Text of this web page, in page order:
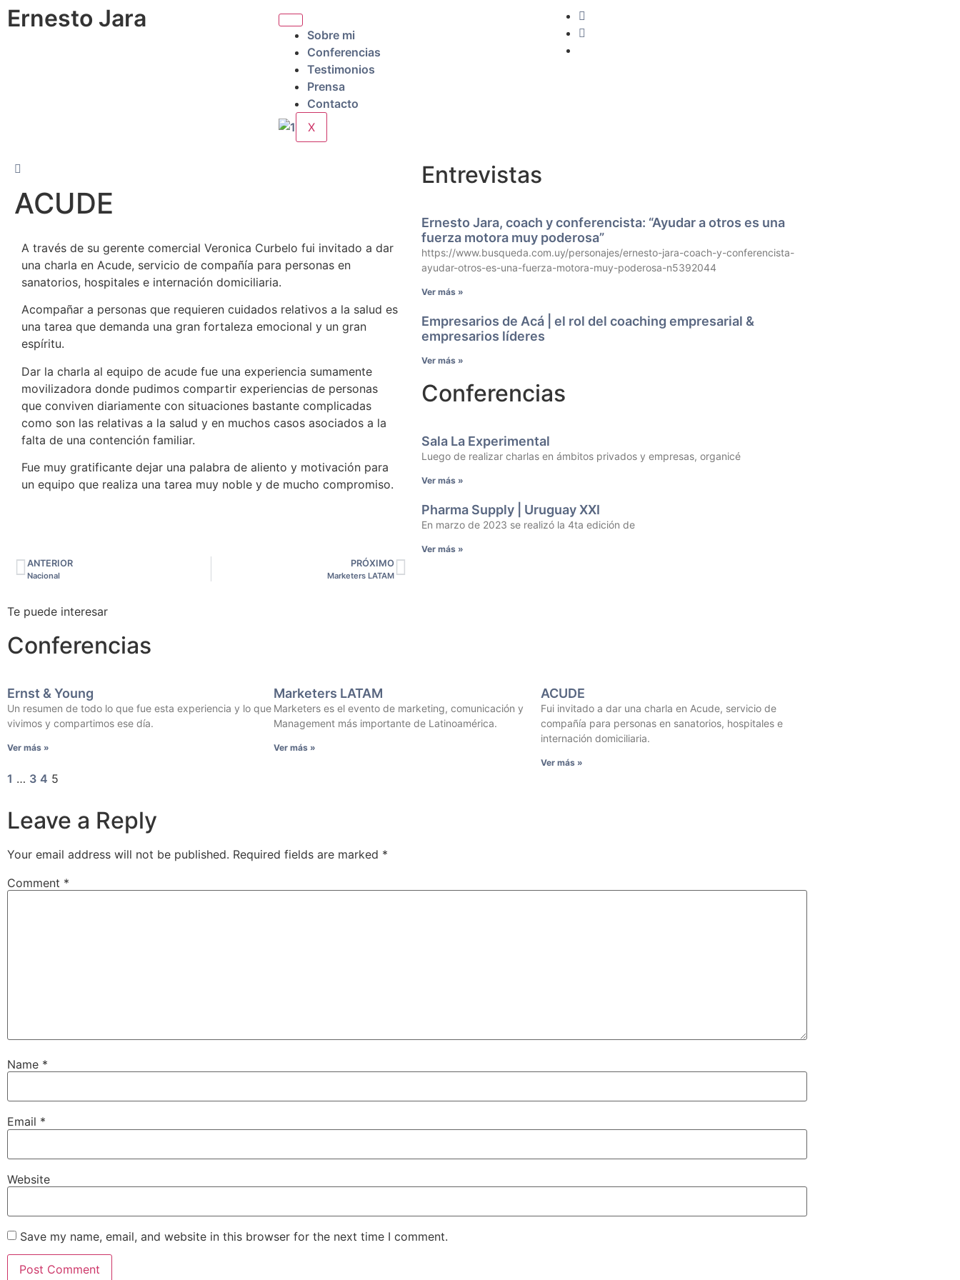
Ernesto Jara
Sobre mi
Conferencias
Testimonios
Prensa
Contacto
X
ACUDE
A través de su gerente comercial Veronica Curbelo fui invitado a dar
una charla en Acude, servicio de compañía para personas en
sanatorios, hospitales e internación domiciliaria.
Acompañar a personas que requieren cuidados relativos a la salud es
una tarea que demanda una gran fortaleza emocional y un gran
espíritu.
Dar la charla al equipo de acude fue una experiencia sumamente
movilizadora donde pudimos compartir experiencias de personas
que conviven diariamente con situaciones bastante complicadas
como son las relativas a la salud y en muchos casos asociados a la
falta de una contención familiar.
Fue muy gratificante dejar una palabra de aliento y motivación para
un equipo que realiza una tarea muy noble y de mucho compromiso.
ANTERIOR
Nacional
PRÓXIMO
Marketers LATAM
Entrevistas
Ernesto Jara, coach y conferencista: “Ayudar a otros es una
fuerza motora muy poderosa”
https://www.busqueda.com.uy/personajes/ernesto-jara-coach-y-conferencista-
ayudar-otros-es-una-fuerza-motora-muy-poderosa-n5392044
Ver más »
Empresarios de Acá | el rol del coaching empresarial &
empresarios líderes
Ver más »
Conferencias
Sala La Experimental
Luego de realizar charlas en ámbitos privados y empresas, organicé
Ver más »
Pharma Supply | Uruguay XXI
En marzo de 2023 se realizó la 4ta edición de
Ver más »
Te puede interesar
Conferencias
Ernst & Young
Un resumen de todo lo que fue esta experiencia y lo que
vivimos y compartimos ese día.
Ver más »
Marketers LATAM
Marketers es el evento de marketing, comunicación y
Management más importante de Latinoamérica.
Ver más »
ACUDE
Fui invitado a dar una charla en Acude, servicio de
compañía para personas en sanatorios, hospitales e
internación domiciliaria.
Ver más »
1 … 3 4 5
Leave a Reply
Your email address will not be published. Required fields are marked *
Comment *
Name *
Email *
Website
Save my name, email, and website in this browser for the next time I comment.